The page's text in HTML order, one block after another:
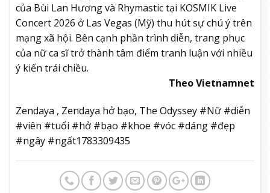
của Bùi Lan Hương và Rhymastic tại KOSMIK Live
Concert 2026 ở Las Vegas (Mỹ) thu hút sự chú ý trên
mạng xã hội. Bên cạnh phần trình diễn, trang phục
của nữ ca sĩ trở thành tâm điểm tranh luận với nhiều
ý kiến trái chiều.
Theo Vietnamnet
Zendaya , Zendaya hở bạo, The Odyssey #Nữ #diễn
#viên #tuổi #hở #bạo #khoe #vóc #dáng #đẹp
#ngây #ngất1783309435